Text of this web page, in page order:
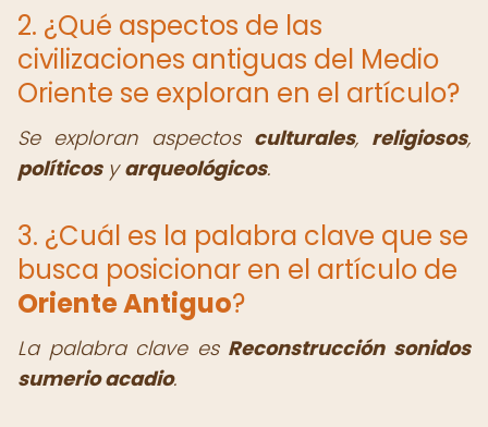
2. ¿Qué aspectos de las
civilizaciones antiguas del Medio
Oriente se exploran en el artículo?
Se exploran aspectos culturales, religiosos,
políticosyarqueológicos.
3. ¿Cuál es la palabra clave que se
busca posicionar en el artículo de
Oriente Antiguo?
La palabra clave es Reconstrucción sonidos
sumerio acadio.